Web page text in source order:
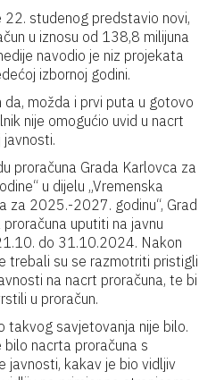
22. studenog predstavio novi,
u iznosu od 138,8 milijuna
navodio je niz projekata
izbornoj godini.
da, možda i prvi puta u gotovo
nije omogućio uvid u nacrt
proračuna Grada Karlovca za
u dijelu „Vremenska
za 2025.-2027. godinu“, Grad
uputiti na javnu
do 31.10.2024. Nakon
trebali su se razmotriti pristigli
na nacrt proračuna, te bi
u proračun.
takvog savjetovanja nije bilo.
bilo nacrta proračuna s
javnosti, kakav je bio vidljiv